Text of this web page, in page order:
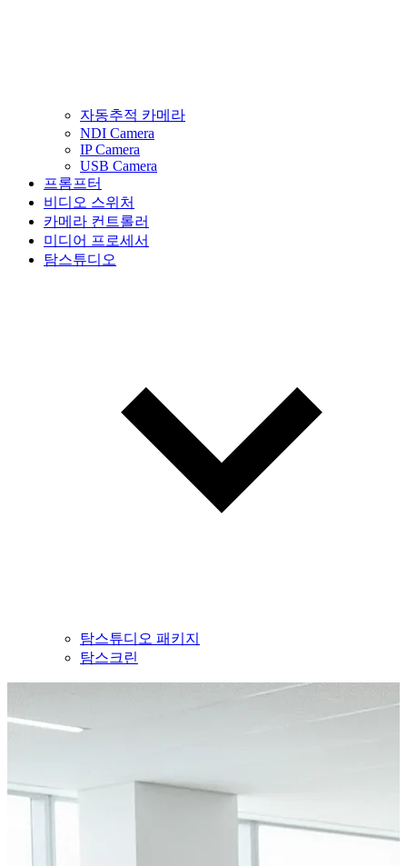
자동추적 카메라
NDI Camera
IP Camera
USB Camera
프롬프터
비디오 스위처
카메라 컨트롤러
미디어 프로세서
탐스튜디오
탐스튜디오 패키지
탐스크린